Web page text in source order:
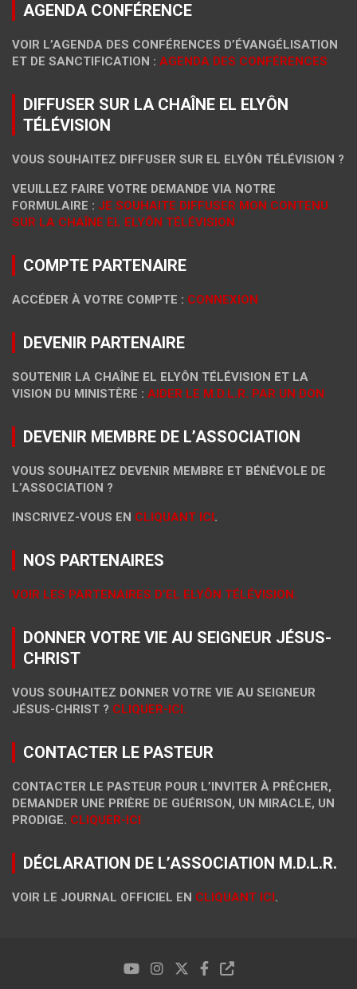
AGENDA CONFÉRENCE
VOIR L’AGENDA DES CONFÉRENCES D’ÉVANGÉLISATION
ET DE SANCTIFICATION : AGENDA DES CONFÉRENCES
DIFFUSER SUR LA CHAÎNE EL ELYÔN
TÉLÉVISION
VOUS SOUHAITEZ DIFFUSER SUR EL ELYÔN TÉLÉVISION ?
VEUILLEZ FAIRE VOTRE DEMANDE VIA NOTRE
FORMULAIRE : JE SOUHAITE DIFFUSER MON CONTENU
SUR LA CHAÎNE EL ELYÔN TÉLÉVISION
COMPTE PARTENAIRE
ACCÉDER À VOTRE COMPTE : CONNEXION
DEVENIR PARTENAIRE
SOUTENIR LA CHAÎNE EL ELYÔN TÉLÉVISION ET LA
VISION DU MINISTÈRE : AIDER LE M.D.L.R. PAR UN DON
DEVENIR MEMBRE DE L’ASSOCIATION
VOUS SOUHAITEZ DEVENIR MEMBRE ET BÉNÉVOLE DE
L’ASSOCIATION ?
INSCRIVEZ-VOUS EN CLIQUANT ICI.
NOS PARTENAIRES
VOIR LES PARTENAIRES D’EL ELYÔN TÉLÉVISION.
DONNER VOTRE VIE AU SEIGNEUR JÉSUS-
CHRIST
VOUS SOUHAITEZ DONNER VOTRE VIE AU SEIGNEUR
JÉSUS-CHRIST ? CLIQUER-ICI.
CONTACTER LE PASTEUR
CONTACTER LE PASTEUR POUR L’INVITER À PRÊCHER,
DEMANDER UNE PRIÈRE DE GUÉRISON, UN MIRACLE, UN
PRODIGE. CLIQUER-ICI
DÉCLARATION DE L’ASSOCIATION M.D.L.R.
VOIR LE JOURNAL OFFICIEL EN CLIQUANT ICI.